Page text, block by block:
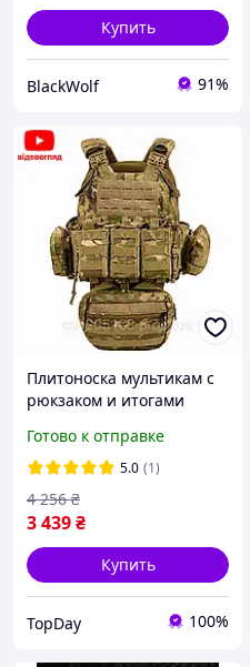
Купить
BlackWolf 91%
Плитоноска мультикам с
рюкзаком и итогами
тактический 4 точки
сброса Single Sword
multicam
Готово к отправке
5.0 (1)
3 439₴
4 256 ₴
Купить
TopDay 100%